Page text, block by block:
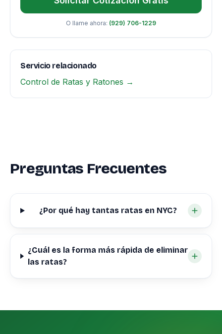
O llame ahora: (929) 706-1229
Servicio relacionado
Control de Ratas y Ratones →
Preguntas Frecuentes
¿Por qué hay tantas ratas en NYC?
¿Cuál es la forma más rápida de eliminar
las ratas?